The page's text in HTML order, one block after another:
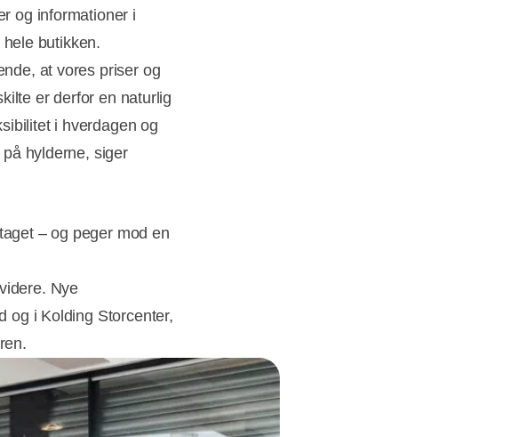
og informationer i
butikken.
at vores priser og
er derfor en naturlig
i hverdagen og
hylderne, siger
– og peger mod en
Nye
og i Kolding Storcenter,